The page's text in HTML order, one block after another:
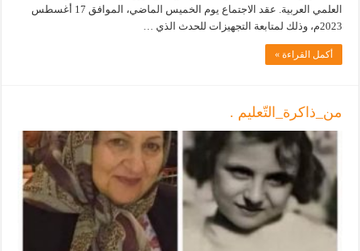
العلمي العربية. عقد الاجتماع يوم الخميس الماضي، الموافق 17 أغسطس
2023م، وذلك لمتابعة التجهيزات للحدث الذي …
أكمل القراءة »
من_ذاكرة_التّعليم .